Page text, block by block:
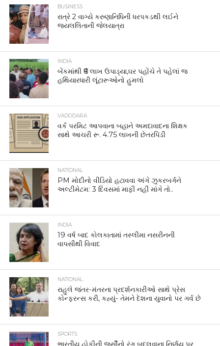
BUSINESS
રાત્રે 2 વાગ્યે કરુણાનિધિની ધરપકડથી લઈને
જયલલિતાની જેલયાત્રા
INDIA
બેંકમાંથી ₹6 લાખ ઉપાડ્યા,ઘર પહોંચે તે પહેલાં જ
હથિયારધારી લૂંટારૂઓનો હુમલો
VADODARA
વર્ક પરમિટ આપવાના બહાને અમદાવાદના શિક્ષક
સાથે આચરી રૂ. 4.75 લાખની છેતરપિંડી
NATIONAL
PM મોદીનો વીડિયો હટાવવા અંગે ઝુકરબર્ગને
અલ્ટીમેટમ: 3 દિવસમાં માફી નહીં માંગે તો..
INDIA
19 વર્ષ બાદ કોલકાતામાં તસ્લીમા નસરીનની
વાપસીથી વિવાદ
NATIONAL
રાહુલે જંતર-મંતરના પ્રદર્શનકારીઓ સાથે પ્રેસ
કોન્ફરન્સ કરી, કહ્યું- તેમને દેશના યુવાનો પર ગર્વ છે
SPORTS
ભારતીય હોકીની જર્સીનો રંગ બદલવાના નિર્ણય પર